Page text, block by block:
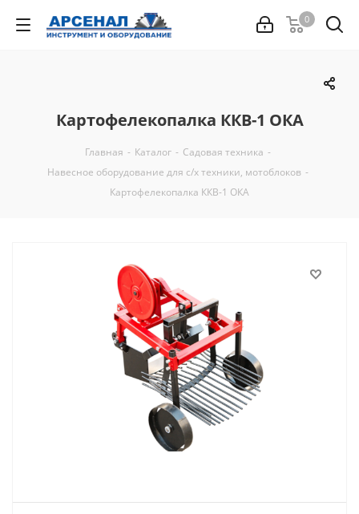
0
Картофелекопалка ККВ-1 ОКА
Главная - Каталог - Садовая техника -
Навесное оборудование для с/х техники, мотоблоков -
Картофелекопалка ККВ-1 ОКА